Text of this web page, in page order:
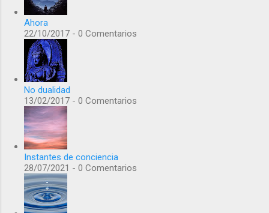
Ahora
22/10/2017 - 0 Comentarios
No dualidad
13/02/2017 - 0 Comentarios
Instantes de conciencia
28/07/2021 - 0 Comentarios